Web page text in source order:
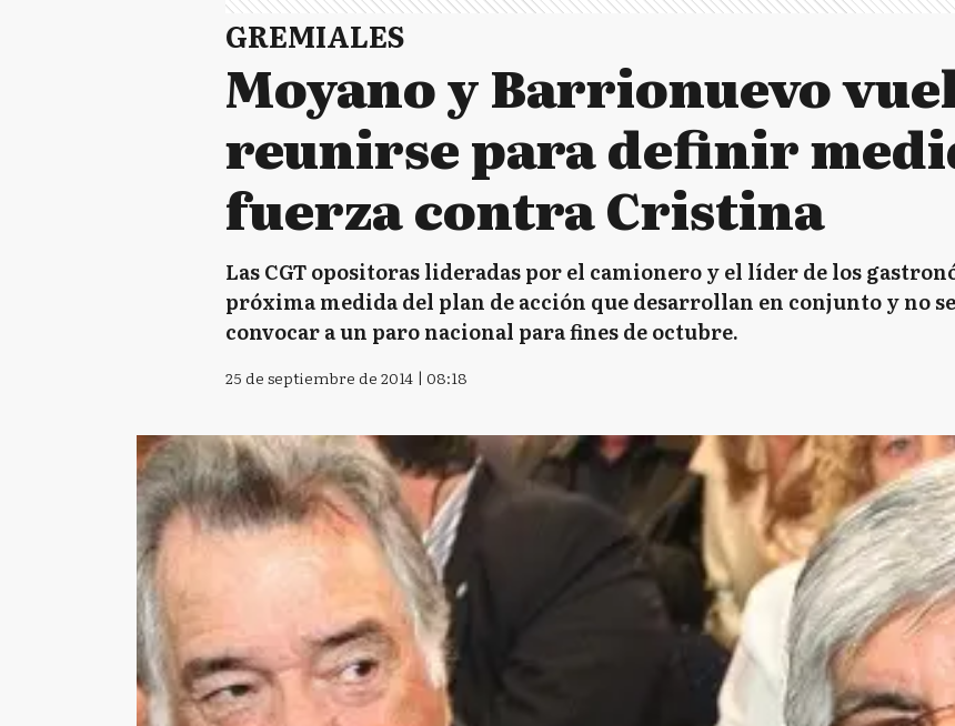
GREMIALES
Moyano y Barrionuevo
reunirse para definir
fuerza contra Cristina
Las CGT opositoras lideradas por el camionero y el líder de los
próxima medida del plan de acción que desarrollan en conjunto y no
convocar a un paro nacional para fines de octubre.
25 de septiembre de 2014 | 08:18